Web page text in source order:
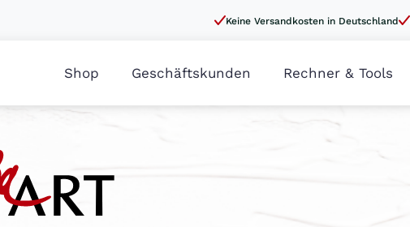
Keine Versandkosten in Deutschland
Shop Geschäftskunden Rechner & Tools